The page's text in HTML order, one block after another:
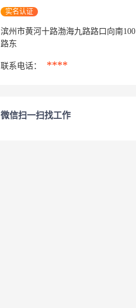
实名认证
滨州市黄河十路渤海九路路口向南100
路东
联系电话： ****
微信扫一扫找工作